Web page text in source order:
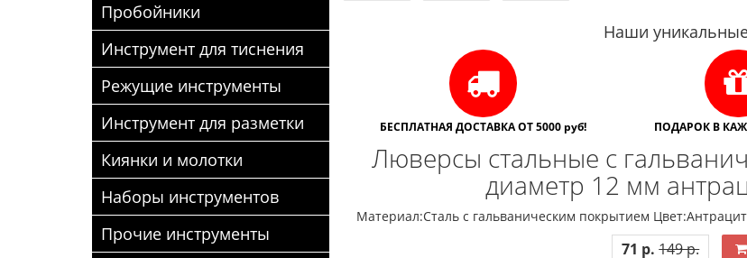
Пробойники
Инструмент для тиснения
Режущие инструменты
Инструмент для разметки
Киянки и молотки
Наборы инструментов
Прочие инструменты
Наши
БЕСПЛАТНАЯ ДОСТАВКА ОТ 5000 руб! ПОДАРОК В
Люверсы стальные с
диаметр 12 мм
Материал:Сталь с гальваническим покрытием
71 р. 149 р.